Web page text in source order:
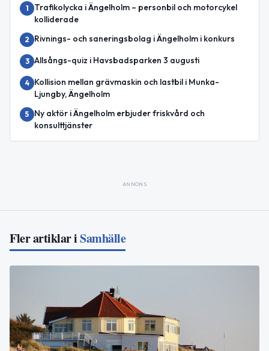
1
Trafikolycka i Ängelholm – personbil och motorcykel
kolliderade
2 Rivnings- och saneringsbolag i Ängelholm i konkurs
3 Allsångs-quiz i Havsbadsparken 3 augusti
4
Kollision mellan grävmaskin och lastbil i Munka-
Ljungby, Ängelholm
5
Ny aktör i Ängelholm erbjuder friskvård och
konsulttjänster
ANNONS
Fler artiklar iSamhälle